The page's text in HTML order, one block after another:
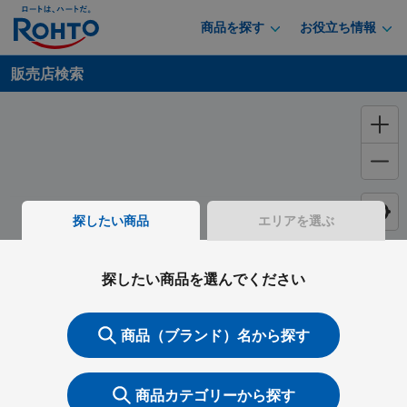
商品を探す お役立ち情報
販売店検索
探したい商品 エリアを選ぶ
探したい商品を選んでください
商品（ブランド）名から探す
商品カテゴリーから探す